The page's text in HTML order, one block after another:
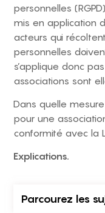
personnelles
mis en application
acteurs qui
personnelles
s’applique donc
associations sont
Dans quelle
pour une
conformité avec la
Explications.
Parcourez les